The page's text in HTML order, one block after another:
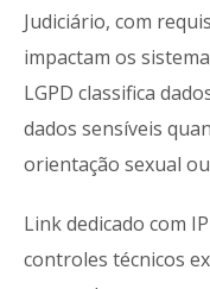
Judiciário, com
impactam os
LGPD classifica
dados sensíveis
orientação sexual
Link dedicado com
controles técnicos